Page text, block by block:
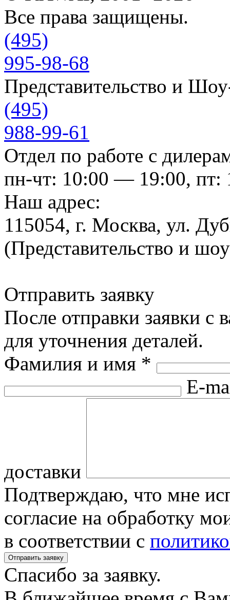
Все права защищены.
(495)
995-98-68
Представительство и
(495)
988-99-61
Отдел по работе с
пн-чт: 10:00 — 19:00, пт:
Наш адрес:
115054, г. Москва, ул.
(Представительство и
Отправить заявку
После отправки заявки с
для уточнения деталей.
Фамилия и имя *
E-
доставки
Подтверждаю, что мне
согласие на обработку
в соответствии с
Спасибо за заявку.